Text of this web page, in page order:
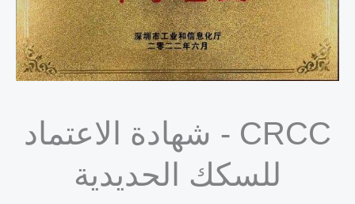
CRCC - شهادة الاعتماد
للسكك الحديدية